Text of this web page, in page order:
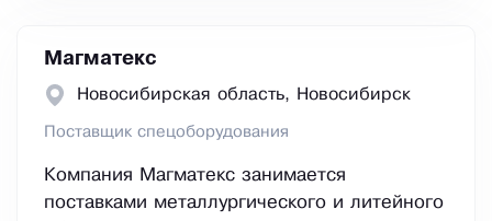
Магматекс
Новосибирская область, Новосибирск
Поставщик спецоборудования
Компания Магматекс занимается
поставками металлургического и литейного